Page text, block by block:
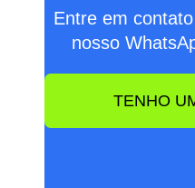
Entre em
nosso
TENHO